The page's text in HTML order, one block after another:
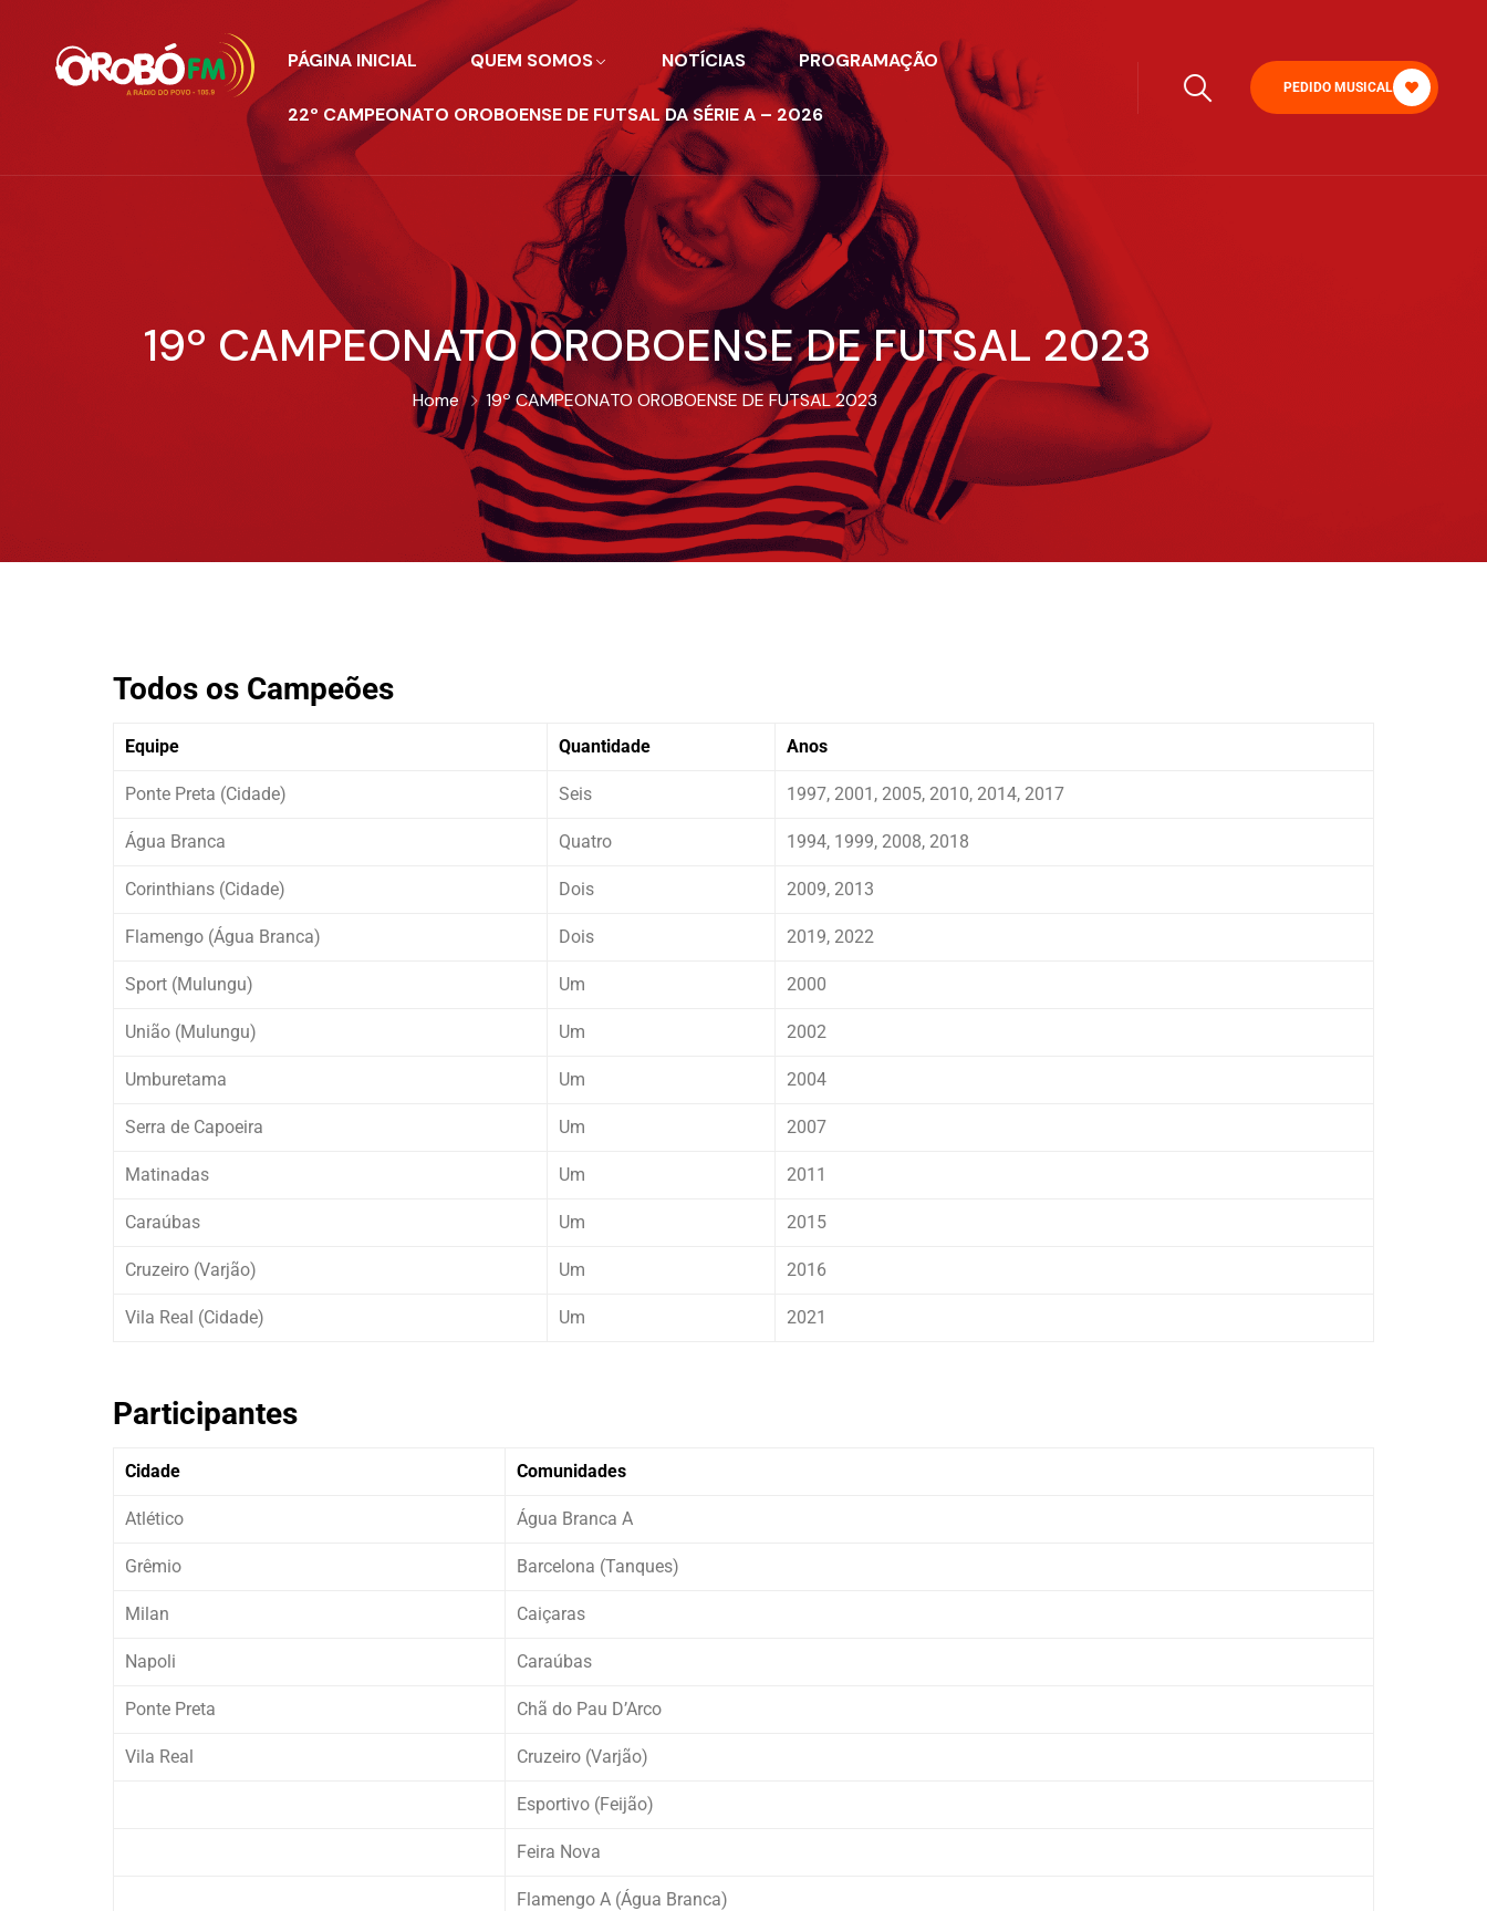
PÁGINA INICIAL QUEM SOMOS​ NOTÍCIAS PROGRAMAÇÃO
22º CAMPEONATO OROBOENSE DE FUTSAL DA SÉRIE A – 2026
PEDIDO MUSICAL
19º CAMPEONATO OROBOENSE DE FUTSAL 2023
Home 19º CAMPEONATO OROBOENSE DE FUTSAL 2023
Todos os Campeões
Equipe Quantidade Anos
Ponte Preta (Cidade) Seis 1997, 2001, 2005, 2010, 2014, 2017
Água Branca Quatro 1994, 1999, 2008, 2018
Corinthians (Cidade) Dois 2009, 2013
Flamengo (Água Branca) Dois 2019, 2022
Sport (Mulungu) Um 2000
União (Mulungu) Um 2002
Umburetama Um 2004
Serra de Capoeira Um 2007
Matinadas Um 2011
Caraúbas Um 2015
Cruzeiro (Varjão) Um 2016
Vila Real (Cidade) Um 2021
Participantes
Cidade Comunidades
Atlético Água Branca A
Grêmio Barcelona (Tanques)
Milan Caiçaras
Napoli Caraúbas
Ponte Preta Chã do Pau D’Arco
Vila Real Cruzeiro (Varjão)
Esportivo (Feijão)
Feira Nova
Flamengo A (Água Branca)